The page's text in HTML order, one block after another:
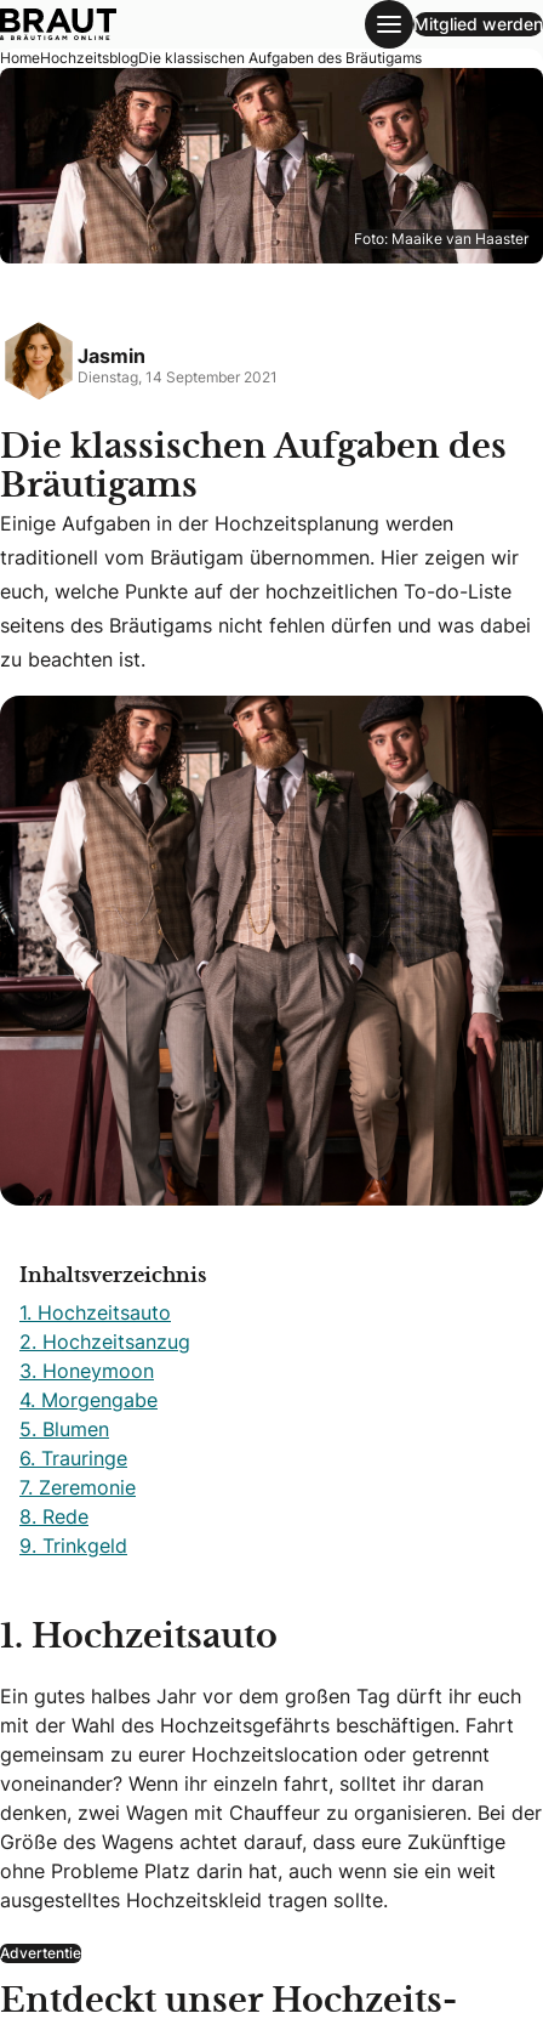
Die klassischen Aufgaben des Bräutigams
Mitglied werden
HomeHochzeitsblogDie klassischen Aufgaben des Bräutigams
Foto: Maaike van Haaster
Jasmin
Dienstag, 14 September 2021
Die klassischen Aufgaben des
Bräutigams
Einige Aufgaben in der Hochzeitsplanung werden
Einige Aufgaben in der Hochzeitsplanung werden
traditionell vom Bräutigam übernommen. Hier zeigen wir
euch, welche Punkte auf der hochzeitlichen To-do-Liste
seitens des Bräutigams nicht fehlen dürfen und was dabei
zu beachten ist.
Inhaltsverzeichnis
1. Hochzeitsauto
2. Hochzeitsanzug
3. Honeymoon
4. Morgengabe
5. Blumen
6. Trauringe
7. Zeremonie
8. Rede
9. Trinkgeld
1. Hochzeitsauto
Ein gutes halbes Jahr vor dem großen Tag dürft ihr euch
mit der Wahl des Hochzeitsgefährts beschäftigen. Fahrt
gemeinsam zu eurer Hochzeitslocation oder getrennt
voneinander? Wenn ihr einzeln fahrt, solltet ihr daran
denken, zwei Wagen mit Chauffeur zu organisieren. Bei der
Größe des Wagens achtet darauf, dass eure Zukünftige
ohne Probleme Platz darin hat, auch wenn sie ein weit
ausgestelltes Hochzeitskleid tragen sollte.
Advertentie
Entdeckt unser Hochzeits-